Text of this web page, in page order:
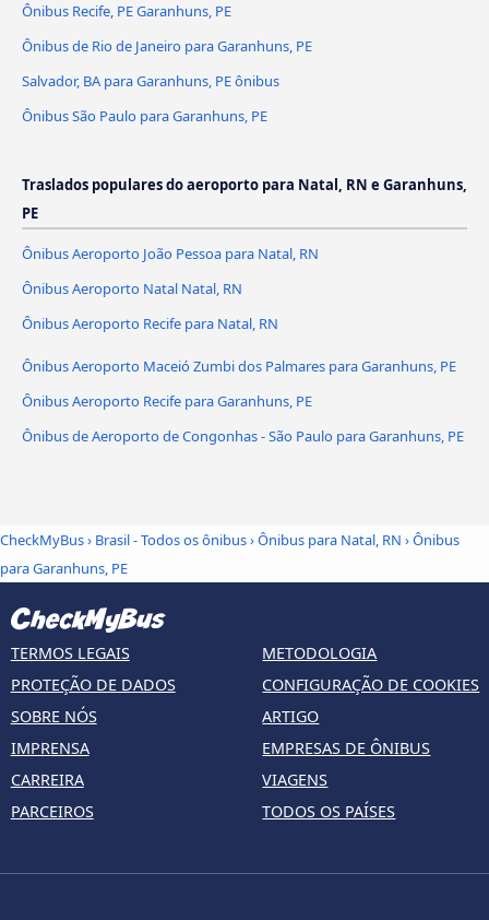
Ônibus Recife, PE Garanhuns, PE
Ônibus de Rio de Janeiro para Garanhuns, PE
Salvador, BA para Garanhuns, PE ônibus
Ônibus São Paulo para Garanhuns, PE
Traslados populares do aeroporto para Natal, RN e Garanhuns,
PE
Ônibus Aeroporto João Pessoa para Natal, RN
Ônibus Aeroporto Natal Natal, RN
Ônibus Aeroporto Recife para Natal, RN
Ônibus Aeroporto Maceió Zumbi dos Palmares para Garanhuns, PE
Ônibus Aeroporto Recife para Garanhuns, PE
Ônibus de Aeroporto de Congonhas - São Paulo para Garanhuns, PE
CheckMyBus› Brasil - Todos os ônibus›Ônibus para Natal, RN ›Ônibus
para Garanhuns, PE
TERMOS LEGAIS
PROTEÇÃO DE DADOS
SOBRE NÓS
IMPRENSA
CARREIRA
PARCEIROS
METODOLOGIA
CONFIGURAÇÃO DE COOKIES
ARTIGO
EMPRESAS DE ÔNIBUS
VIAGENS
TODOS OS PAÍSES